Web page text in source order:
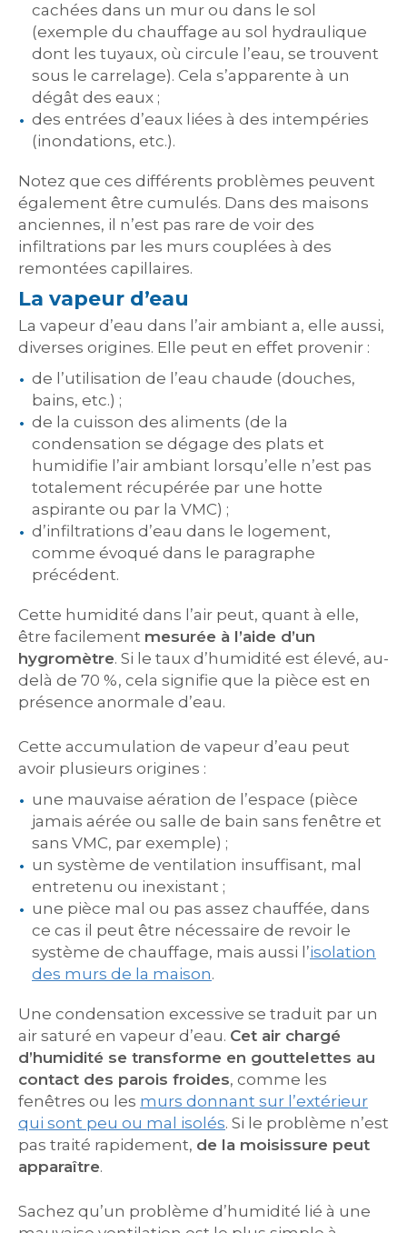
cachées dans un mur ou dans le sol
(exemple du chauffage au sol hydraulique
dont les tuyaux, où circule l’eau, se trouvent
sous le carrelage). Cela s’apparente à un
dégât des eaux ;
des entrées d’eaux liées à des intempéries
(inondations, etc.).
Notez que ces différents problèmes peuvent
également être cumulés. Dans des maisons
anciennes, il n’est pas rare de voir des
infiltrations par les murs couplées à des
remontées capillaires.
La vapeur d’eau
La vapeur d’eau dans l’air ambiant a, elle aussi,
diverses origines. Elle peut en effet provenir :
de l’utilisation de l’eau chaude (douches,
bains, etc.) ;
de la cuisson des aliments (de la
condensation se dégage des plats et
humidifie l’air ambiant lorsqu’elle n’est pas
totalement récupérée par une hotte
aspirante ou par la VMC) ;
d’infiltrations d’eau dans le logement,
comme évoqué dans le paragraphe
précédent.
Cette humidité dans l’air peut, quant à elle,
être facilement mesurée à l’aide d’un
hygromètre. Si le taux d’humidité est élevé, au-
delà de 70 %, cela signifie que la pièce est en
présence anormale d’eau.
Cette accumulation de vapeur d’eau peut
avoir plusieurs origines :
une mauvaise aération de l’espace (pièce
jamais aérée ou salle de bain sans fenêtre et
sans VMC, par exemple) ;
un système de ventilation insuffisant, mal
entretenu ou inexistant ;
une pièce mal ou pas assez chauffée, dans
ce cas il peut être nécessaire de revoir le
système de chauffage, mais aussi l’isolation
des murs de la maison.
Une condensation excessive se traduit par un
air saturé en vapeur d’eau. Cet air chargé
d’humidité se transforme en gouttelettes au
contact des parois froides, comme les
fenêtres ou les murs donnant sur l’extérieur
qui sont peu ou mal isolés. Si le problème n’est
pas traité rapidement, de la moisissure peut
apparaître.
Sachez qu’un problème d’humidité lié à une